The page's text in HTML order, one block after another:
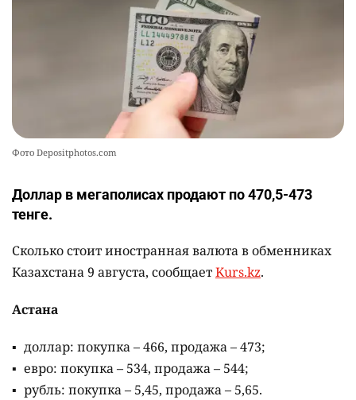
Астане арестовали двух мужчин
10 48
Фото Depositphotos.com
Доллар в мегаполисах продают по 470,5-473
тенге.
Сколько стоит иностранная валюта в обменниках
Казахстана 9 августа, сообщаетKurs.kz.
Астана
доллар: покупка – 466, продажа – 473;
евро: покупка – 534, продажа – 544;
рубль: покупка – 5,45, продажа – 5,65.